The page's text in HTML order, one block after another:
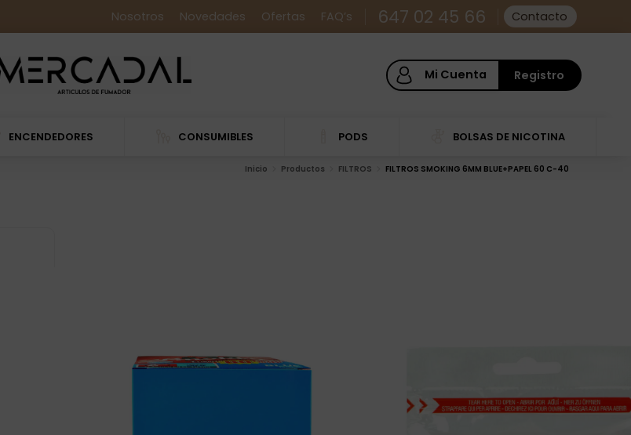
Nosotros Novedades Ofertas FAQ’s 647 02 45 66 Contacto
Mi Cuenta Registro
ENCENDEDORES CONSUMIBLES PODS BOLSAS DE NICOTINA
Inicio Productos FILTROS FILTROS SMOKING 6MM BLUE+PAPEL 60 C-40
FILTROS SMOKING 6MM
BLUE+PAPEL 60 C-40